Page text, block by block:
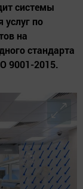
системы
по
на
стандарта
9001-2015.